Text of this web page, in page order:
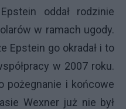
oddał rodzinie
w ramach ugody.
Epstein go okradał i to
w 2007 roku.
pożegnanie i końcowe
Wexner już nie był